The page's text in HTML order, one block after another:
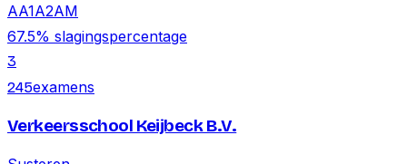
AA1A2AM
67.5% slagingspercentage
3
245examens
Verkeersschool Keijbeck B.V.